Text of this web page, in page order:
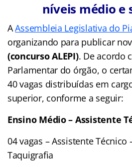
níveis médio e
AAssembleia Legislativa do
organizando para publicar
(concurso ALEPI). De acordo
Parlamentar do órgão, o
40 vagas distribuídas em
superior, conforme a seguir:
Ensino Médio – Assistente
04 vagas – Assistente
Taquigrafia